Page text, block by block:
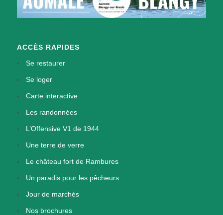
ACCÈS RAPIDES
Se restaurer
Se loger
Carte interactive
Les randonnées
L’Offensive V1 de 1944
Une terre de verre
Le château fort de Rambures
Un paradis pour les pêcheurs
Jour de marchés
Nos brochures